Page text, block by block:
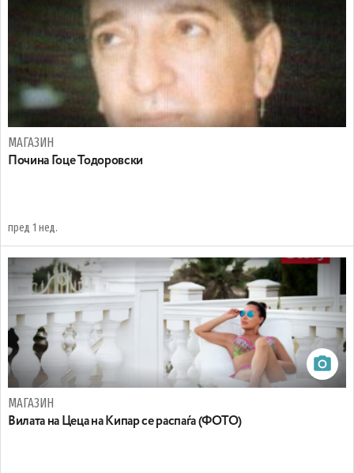
МАГАЗИН
Почина Гоце Тодоровски
пред 1 нед.
МАГАЗИН
Вилата на Цеца на Кипар се распаѓа (ФОТО)